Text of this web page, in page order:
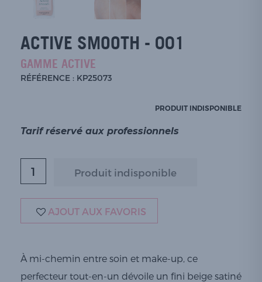
ACTIVE SMOOTH - 001
GAMME ACTIVE
RÉFÉRENCE : KP25073
PRODUIT INDISPONIBLE
Tarif réservé aux professionnels
AJOUT AUX FAVORIS
À mi-chemin entre soin et make-up, ce
perfecteur tout-en-un dévoile un fini beige satiné